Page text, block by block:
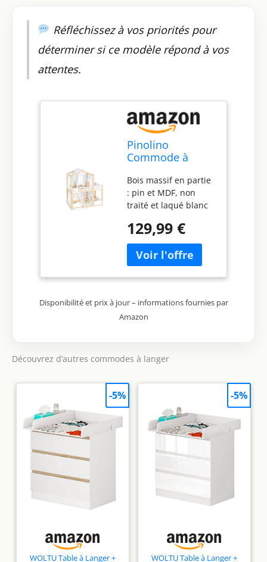
Réfléchissez à vos priorités pour
déterminer si ce modèle répond à vos
attentes.
Pinolino
Commode à
Large, avec
Matelas à Langer
Amovible, pour
Petits, en MDF
Blanc et frêne
Massif
Bois massif en partie
: pin et MDF, non
traité et laqué blanc
71 cm Meubles
réglables variables
pour la maison de
poupée en option :
article n° 31 14 01 -
les enfants de plus
de 3 ans
129,99 €
Disponibilité et prix à jour – informations fournies par
Amazon
Découvrez d’autres commodes à langer
WOLTU Table à Langer +
-5%
WOLTU Table à Langer +
-5%